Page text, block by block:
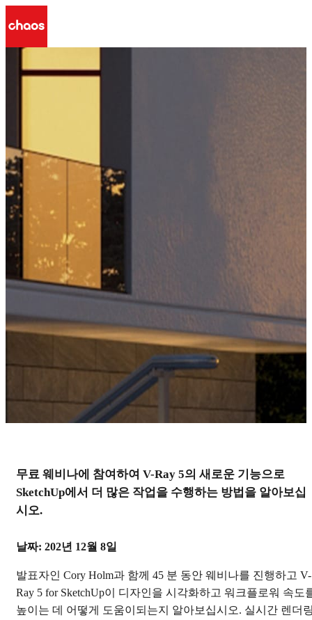
V-Ray 5 for SketchUp 웹세
미나
더링을 넘어서십시오.
웹세미나 동영상 살펴보기
무료 웨비나에 참여하여 V-Ray 5의 새로운 기능으로
SketchUp에서 더 많은 작업을 수행하는 방법을 알아보십
시오.
날짜: 202년 12월 8일
발표자인 Cory Holm과 함께 45 분 동안 웨비나를 진행하고 V-
Ray 5 for SketchUp이 디자인을 시각화하고 워크플로워 속도
높이는 데 어떻게 도움이되는지 알아보십시오. 실시간 렌더